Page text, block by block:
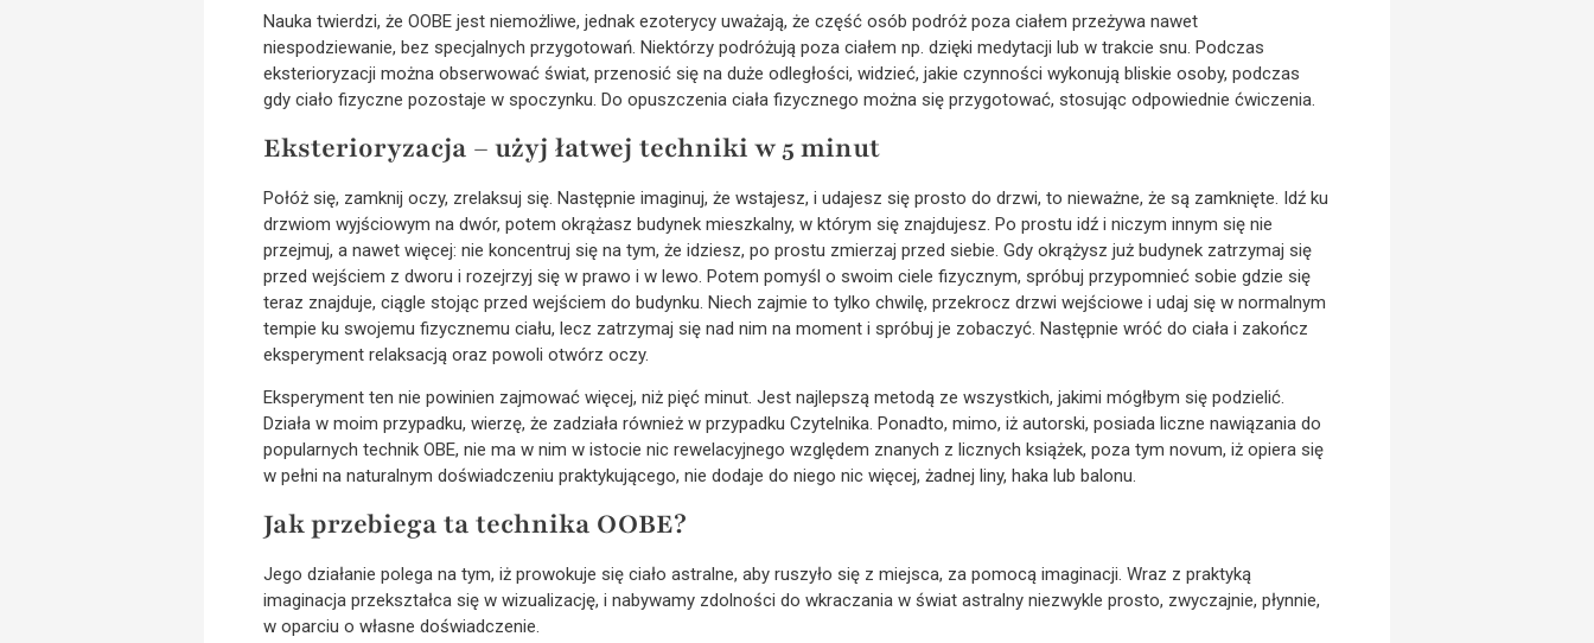
Nauka twierdzi, że OOBE jest niemożliwe, jednak ezoterycy uważają, że część osób podróż poza ciałem przeżywa nawet
niespodziewanie, bez specjalnych przygotowań. Niektórzy podróżują poza ciałem np. dzięki medytacji lub w trakcie snu. Podczas
eksterioryzacji można obserwować świat, przenosić się na duże odległości, widzieć, jakie czynności wykonują bliskie osoby, podczas
gdy ciało fizyczne pozostaje w spoczynku. Do opuszczenia ciała fizycznego można się przygotować, stosując odpowiednie ćwiczenia.
Eksterioryzacja – użyj łatwej techniki w 5 minut
Połóż się, zamknij oczy, zrelaksuj się. Następnie imaginuj, że wstajesz, i udajesz się prosto do drzwi, to nieważne, że są zamknięte. Idź ku
drzwiom wyjściowym na dwór, potem okrążasz budynek mieszkalny, w którym się znajdujesz. Po prostu idź i niczym innym się nie
przejmuj, a nawet więcej: nie koncentruj się na tym, że idziesz, po prostu zmierzaj przed siebie. Gdy okrążysz już budynek zatrzymaj się
przed wejściem z dworu i rozejrzyj się w prawo i w lewo. Potem pomyśl o swoim ciele fizycznym, spróbuj przypomnieć sobie gdzie się
teraz znajduje, ciągle stojąc przed wejściem do budynku. Niech zajmie to tylko chwilę, przekrocz drzwi wejściowe i udaj się w normalnym
tempie ku swojemu fizycznemu ciału, lecz zatrzymaj się nad nim na moment i spróbuj je zobaczyć. Następnie wróć do ciała i zakończ
eksperyment relaksacją oraz powoli otwórz oczy.
Eksperyment ten nie powinien zajmować więcej, niż pięć minut. Jest najlepszą metodą ze wszystkich, jakimi mógłbym się podzielić.
Działa w moim przypadku, wierzę, że zadziała również w przypadku Czytelnika. Ponadto, mimo, iż autorski, posiada liczne nawiązania do
popularnych technik OBE, nie ma w nim w istocie nic rewelacyjnego względem znanych z licznych książek, poza tym novum, iż opiera się
w pełni na naturalnym doświadczeniu praktykującego, nie dodaje do niego nic więcej, żadnej liny, haka lub balonu.
Jak przebiega ta technika OOBE?
Jego działanie polega na tym, iż prowokuje się ciało astralne, aby ruszyło się z miejsca, za pomocą imaginacji. Wraz z praktyką
imaginacja przekształca się w wizualizację, i nabywamy zdolności do wkraczania w świat astralny niezwykle prosto, zwyczajnie, płynnie,
w oparciu o własne doświadczenie.